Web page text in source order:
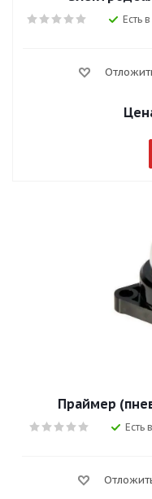
Есть
Праймер
Есть